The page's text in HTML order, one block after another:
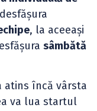
, la aceeași
sâmbătă
atins încă vârsta
va lua startul